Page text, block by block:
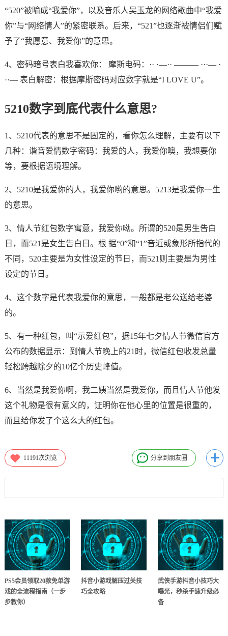
“520”被喻成“我爱你”，以及音乐人吴玉龙的网络歌曲中“我爱
你”与“网络情人”的紧密联系。后来，“521”也逐渐被情侣们赋
予了“我愿意、我爱你”的意思。
4、密码暗号表白我喜欢你： 摩斯电码：·· ·—·· ——— ···— ·
··— 表白解密：根据摩斯密码对应数字就是“I LOVE U”。
5210数字到底代表什么意思?
1、5210代表的意思不是固定的，看你怎么理解，主要有以下
几种：谐音爱情数字密码：我爱的人，我爱你噢，我想要你
等，要根据语境理解。
2、5210是我爱你的人，我爱你哟的意思。5213是我爱你一生
的意思。
3、情人节红包数字寓意，我爱你呦。所谓的520是男生告白
日，而521是女生告白日。根 据“0”和“1”音近或象形所指代的
不同，520主要是为女性设定的节日，而521则主要是为男性
设定的节日。
4、这个数字是代表我爱你的意思，一般都是老公送给老婆
的。
5、有一种红包，叫“示爱红包”，据15年七夕情人节微信官方
公布的数据显示：到情人节晚上的21时，微信红包收发总量
轻松跨越除夕的10亿个历史峰值。
6、当然是我爱你啊，我二姨当然是我爱你，而且情人节他发
这个礼物是很有意义的，证明你在他心里的位置是很重的，
而且给你发了个这么大的红包。
11191次浏览 分享到朋友圈
PS5会员领取20款免单游
戏的全流程指南（一步
步教你）
抖音小游戏解压过关技
巧全攻略
武侠手游抖音小技巧大
曝光，秒杀手速升级必
备